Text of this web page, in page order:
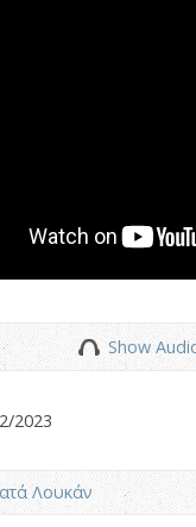
Show
2023
Λουκάν